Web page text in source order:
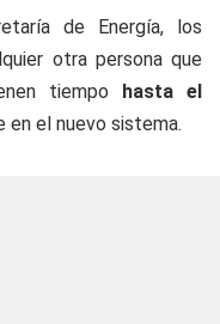
de Energía, los
otra persona que
tiempo hasta el
en el nuevo sistema.